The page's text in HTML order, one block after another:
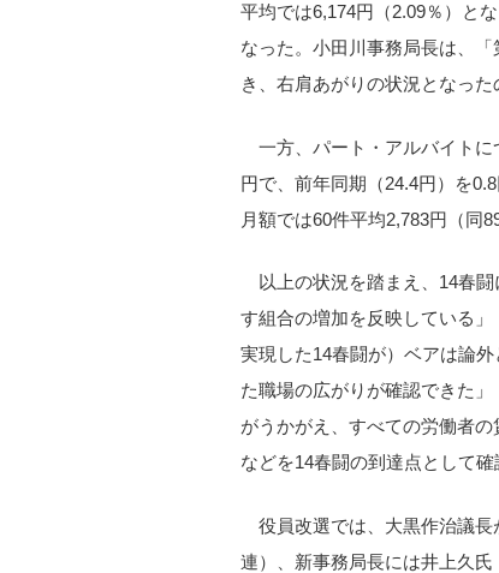
平均では6,174円（2.09％）と
なった。小田川事務局長は、
き、右肩あがりの状況となった
一方、パート・アルバイト
円で、前年同期（24.4円）を
月額では60件平均2,783円（同
以上の状況を踏まえ、14春
す組合の増加を反映している
実現した14春闘が）ベアは論
た職場の広がりが確認できた
がうかがえ、すべての労働者
などを14春闘の到達点として確
役員改選では、大黒作治議
連）、新事務局長には井上久